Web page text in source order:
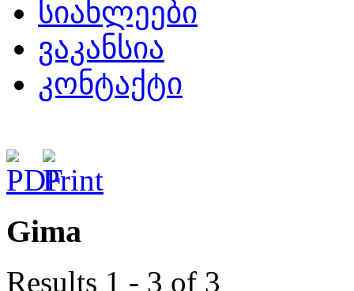
სიახლეები
ვაკანსია
კონტაქტი
Gima
Results 1 - 3 of 3